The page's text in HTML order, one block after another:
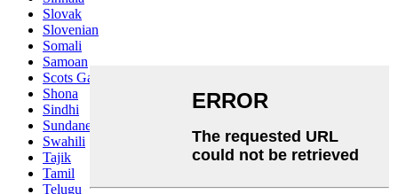
Slovak
Slovenian
Somali
Samoan
Scots Gaelic
Shona
Sindhi
Sundanese
Swahili
Tajik
Tamil
Telugu